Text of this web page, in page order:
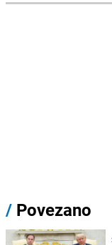
/ Povezano